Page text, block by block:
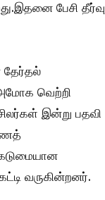
பேசி தீர்வு
தேர்தல்
அமோக வெற்றி
இன்று பதவி
வருகின்றனர்.